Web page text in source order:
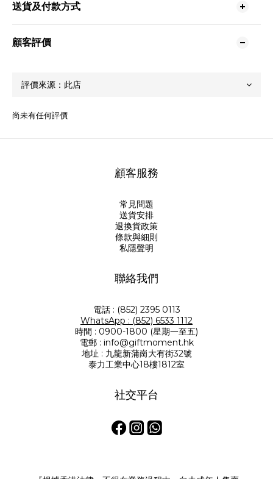
送貨及付款方式
顧客評價
尚未有任何評價
顧客服務
常見問題
送貨安排
退換貨政策
條款與細則
私隱聲明
聯絡我們
電話 : (852) 2395 0113
WhatsApp : (852) 6533 1112
時間 : 0900-1800 (星期一至五)
電郵 : info@giftmoment.hk
地址 : 九龍新蒲崗大有街32號
泰力工業中心18樓1812室
社交平台